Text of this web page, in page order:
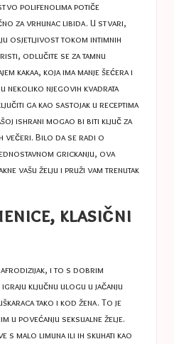
polifenolima potiče
za vrhunac libida. U stvari,
osjetljivost tokom intimnih
odlučite se za tamnu
kakaa, koja ima manje šećera i
nekoliko njegovih kvadrata
ga kao sastojak u receptima
ishrani mogao bi biti ključ za
večeri. Bilo da se radi o
grickanju, ova
vašu želju i pruži vam trenutak
klasični
i to s dobrim
ključnu ulogu u jačanju
tako i kod žena. To je
u povećanju seksualne želje.
s malo limuna ili ih skuhati kao